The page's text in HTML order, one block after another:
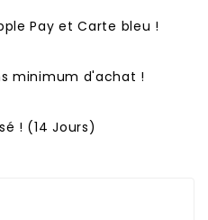
Pay et Carte bleu !
minimum d'achat !
! (14 Jours)